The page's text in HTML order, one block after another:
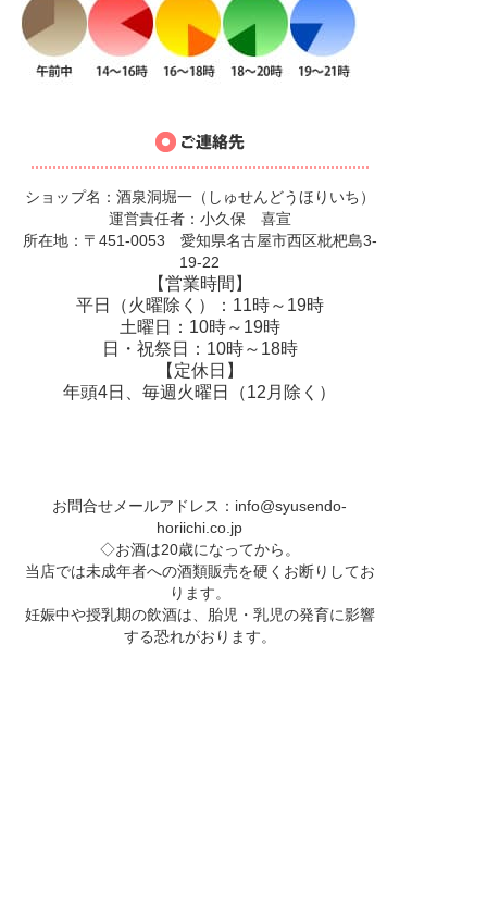
ショップ名：酒泉洞堀一（しゅせんどうほりいち）
運営責任者：小久保 喜宣
所在地：〒451-0053 愛知県名古屋市西区枇杷島3-
19-22
【営業時間】
平日（火曜除く）：11時～19時
土曜日：10時～19時
日・祝祭日：10時～18時
【定休日】
年頭4日、毎週火曜日（12月除く）
お問合せメールアドレス： info@syusendo-
horiichi.co.jp
◇お酒は20歳になってから。
当店では未成年者への酒類販売を硬くお断りしてお
ります。
妊娠中や授乳期の飲酒は、胎児・乳児の発育に影響
する恐れがおります。